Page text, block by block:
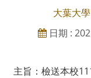
大葉大
日期 :
主旨：檢送本校